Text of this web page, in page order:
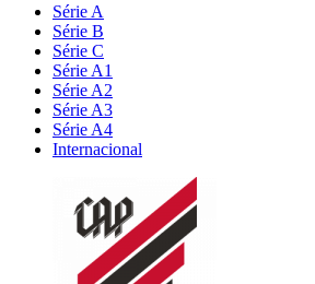
Série A
Série B
Série C
Série A1
Série A2
Série A3
Série A4
Internacional